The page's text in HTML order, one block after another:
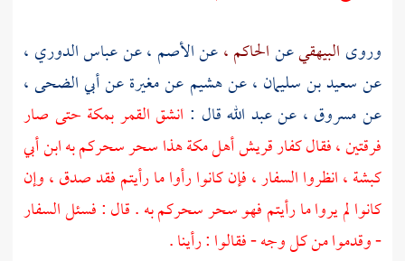
وروى البيهقيعنالحاكم ،عنالأصم ،عنعباس الدوري ،
عنسعيد بن سليمان ،عنهشيم عنمغيرةعنأبي الضحى ،
عنمسروق ، عنعبد اللهقال : انشق القمربمكة حتى صار
فرقتين ، فقال كفارقريشأهلمكةهذا سحر سحركم به ابن أبي
كبشة ، انظروا السفار ، فإن كانوا رأوا ما رأيتم فقد صدق ، وإن
كانوا لم يروا ما رأيتم فهو سحر سحركم به . قال : فسئل السفار
- وقدموا من كل وجه - فقالوا : رأينا .